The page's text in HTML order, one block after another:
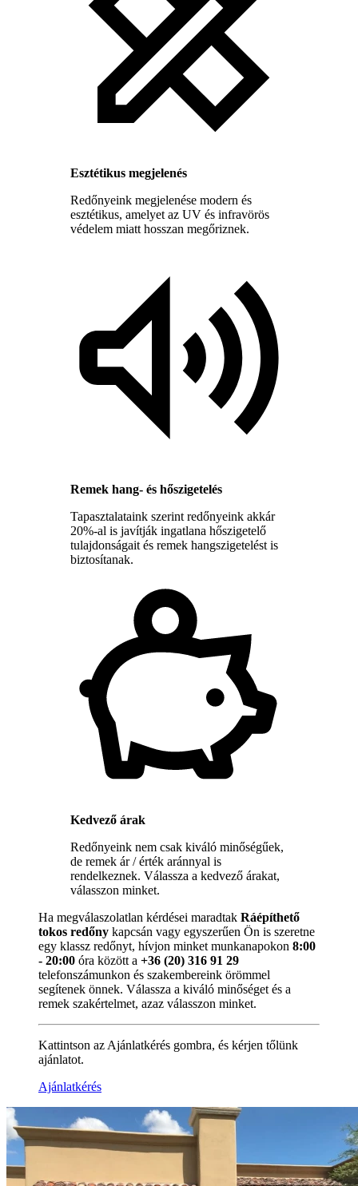
Esztétikus megjelenés
Redőnyeink megjelenése modern és
esztétikus, amelyet az UV és infravörös
védelem miatt hosszan megőriznek.
Remek hang- és hőszigetelés
Tapasztalataink szerint redőnyeink akkár
20%-al is javítják ingatlana hőszigetelő
tulajdonságait és remek hangszigetelést is
biztosítanak.
Kedvező árak
Redőnyeink nem csak kiváló minőségűek,
de remek ár / érték aránnyal is
rendelkeznek. Válassza a kedvező árakat,
válasszon minket.
Ha megválaszolatlan kérdései maradtak Ráépíthető
tokos redőny kapcsán vagy egyszerűen Ön is szeretne
egy klassz redőnyt, hívjon minket munkanapokon 8:00
- 20:00 óra között a +36 (20) 316 91 29
telefonszámunkon és szakembereink örömmel
segítenek önnek. Válassza a kiváló minőséget és a
remek szakértelmet, azaz válasszon minket.
Kattintson az Ajánlatkérés gombra, és kérjen tőlünk
ajánlatot.
Ajánlatkérés